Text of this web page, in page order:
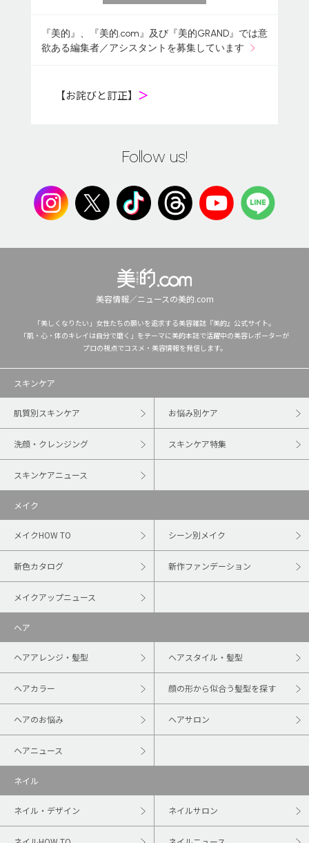
『美的』、『美的.com』及び『美的GRAND』では意
欲ある編集者／アシスタントを募集しています
【お詫びと訂正】 ＞
Follow us!
美容情報／ニュースの美的.com
「美しくなりたい」女性たちの願いを追求する美容雑誌『美的』公式サイト。
「肌・心・体のキレイは自分で磨く」をテーマに美的本誌で活躍中の美容レポーターが
プロの視点でコスメ・美容情報を発信します。
スキンケア
肌質別スキンケア お悩み別ケア
洗顔・クレンジング スキンケア特集
スキンケアニュース
メイク
メイクHOW TO シーン別メイク
新色カタログ 新作ファンデーション
メイクアップニュース
ヘア
ヘアアレンジ・髪型 ヘアスタイル・髪型
ヘアカラー 顔の形から似合う髪型を探す
ヘアのお悩み ヘアサロン
ヘアニュース
ネイル
ネイル・デザイン ネイルサロン